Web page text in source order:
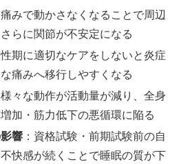
みで動かさなくなることで周辺
らに関節が不安定になる
期に適切なケアをしないと炎症
痛みへ移行しやすくなる
様々な動作が活動量が減り、全身
加・筋力低下の悪循環に陥る
響 ：資格試験・前期試験前の自
快感が続くことで睡眠の質が下